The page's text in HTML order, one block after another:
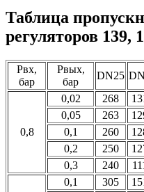
Таблица
регуляторов 139,
Рвх,
бар
Рвых,
бар
DN25
0,8
0,02 268
0,05
263
0,1
260
0,2
250
0,3
240
0,1 305